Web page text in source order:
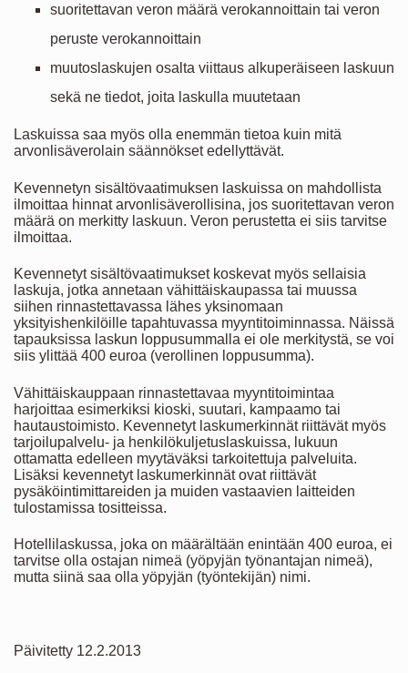
suoritettavan veron määrä verokannoittain tai veron
peruste verokannoittain
muutoslaskujen osalta viittaus alkuperäiseen laskuun
sekä ne tiedot, joita laskulla muutetaan
Laskuissa saa myös olla enemmän tietoa kuin mitä
arvonlisäverolain säännökset edellyttävät.
Kevennetyn sisältövaatimuksen laskuissa on mahdollista
ilmoittaa hinnat arvonlisäverollisina, jos suoritettavan veron
määrä on merkitty laskuun. Veron perustetta ei siis tarvitse
ilmoittaa.
Kevennetyt sisältövaatimukset koskevat myös sellaisia
laskuja, jotka annetaan vähittäiskaupassa tai muussa
siihen rinnastettavassa lähes yksinomaan
yksityishenkilöille tapahtuvassa myyntitoiminnassa. Näissä
tapauksissa laskun loppusummalla ei ole merkitystä, se voi
siis ylittää 400 euroa (verollinen loppusumma).
Vähittäiskauppaan rinnastettavaa myyntitoimintaa
harjoittaa esimerkiksi kioski, suutari, kampaamo tai
hautaustoimisto. Kevennetyt laskumerkinnät riittävät myös
tarjoilupalvelu- ja henkilökuljetuslaskuissa, lukuun
ottamatta edelleen myytäväksi tarkoitettuja palveluita.
Lisäksi kevennetyt laskumerkinnät ovat riittävät
pysäköintimittareiden ja muiden vastaavien laitteiden
tulostamissa tositteissa.
Hotellilaskussa, joka on määrältään enintään 400 euroa, ei
tarvitse olla ostajan nimeä (yöpyjän työnantajan nimeä),
mutta siinä saa olla yöpyjän (työntekijän) nimi.
Päivitetty 12.2.2013